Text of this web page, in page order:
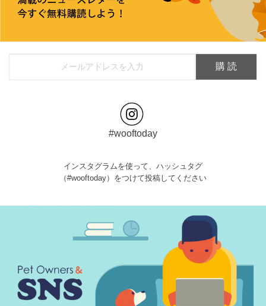
#wooftoday
インスタグラムを使って、ハッシュタグ
（#wooftoday）をつけて投稿してください